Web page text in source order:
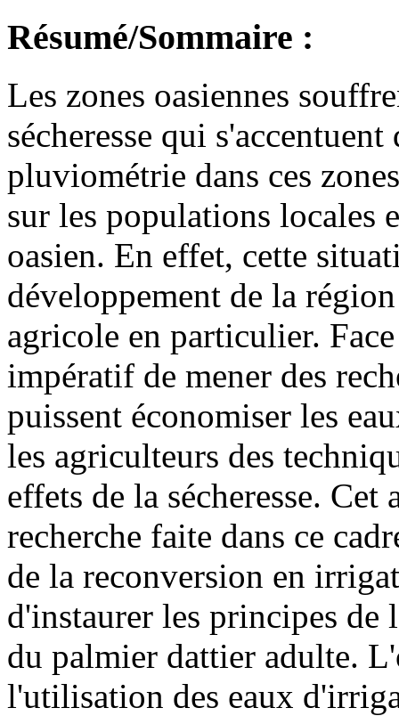
Résumé/Sommaire :
Les zones oasiennes
sécheresse qui
pluviométrie dans ces
sur les populations locales
oasien. En effet, cette
développement de la
agricole en particulier.
impératif de mener des
puissent économiser les
les agriculteurs des
effets de la sécheresse.
recherche faite dans ce
de la reconversion en
d'instaurer les principes
du palmier dattier adulte.
l'utilisation des eaux